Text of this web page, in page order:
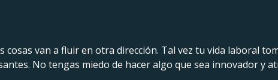
van a fluir en otra dirección. Tal vez tu vida laboral
No tengas miedo de hacer algo que sea innovador y